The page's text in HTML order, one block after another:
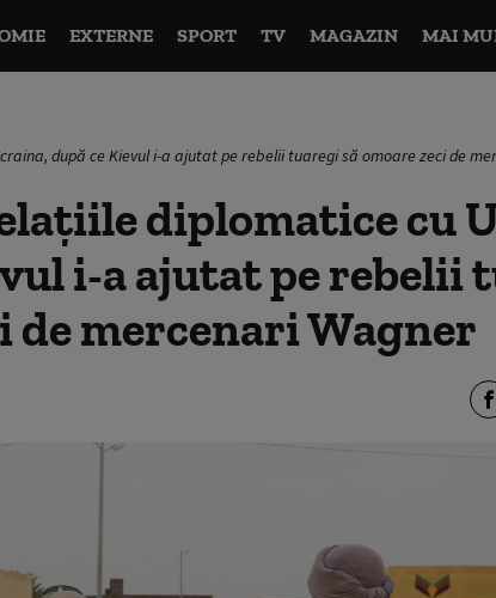
EXTERNE SPORT TV MAGAZIN MAI
după ce Kievul i-a ajutat pe rebelii tuaregi să omoare zeci de
diplomatice cu
i-a ajutat pe rebelii
de mercenari Wagner